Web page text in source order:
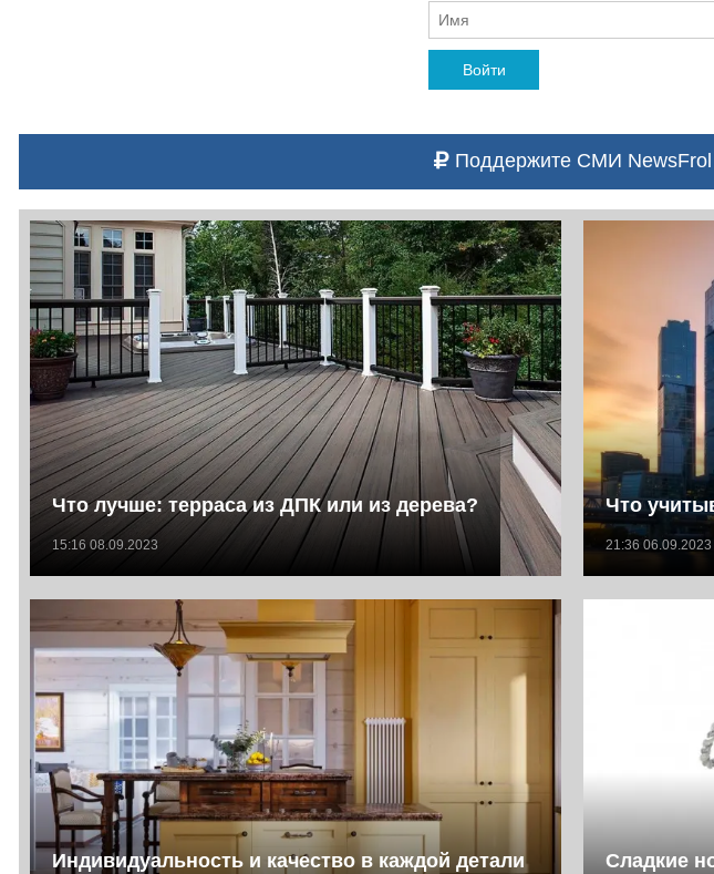
Войти
Поддержите СМИ NewsFrol
Что лучше: терраса из ДПК или из дерева?
15:16 08.09.2023
Что
21:36 06.09.2023
Индивидуальность и качество в каждой детали
Сладкие